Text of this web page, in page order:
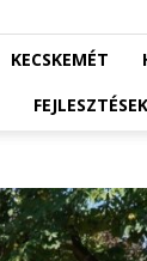
KECSKEMÉT
FEJLESZTÉSEK